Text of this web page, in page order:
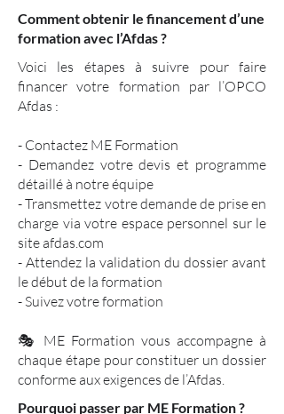
Comment obtenir le financement d’une
formation avec l’Afdas ?
Voici les étapes à suivre pour faire
financer votre formation par l’OPCO
Afdas :
- Contactez ME Formation
- Demandez votre devis et programme
détaillé à notre équipe
- Transmettez votre demande de prise en
charge via votre espace personnel sur le
site afdas.com
- Attendez la validation du dossier avant
le début de la formation
- Suivez votre formation
🎭 ME Formation vous accompagne à
chaque étape pour constituer un dossier
conforme aux exigences de l’Afdas.
Pourquoi passer par ME Formation ?